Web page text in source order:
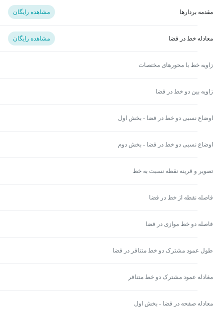
مقدمه بردارها مشاهده رایگان
معادله خط در فضا مشاهده رایگان
زاویه خط با محورهای مختصات
زاویه بین دو خط در فضا
اوضاع نسبی دو خط در فضا - بخش اول
اوضاع نسبی دو خط در فضا - بخش دوم
تصویر و قرینه نقطه نسبت به خط
فاصله نقطه از خط در فضا
فاصله دو خط موازی در فضا
طول عمود مشترک دو خط متنافر در فضا
مغادله عمود مشترک دو خط متنافر
معادله صفحه در فضا - بخش اول